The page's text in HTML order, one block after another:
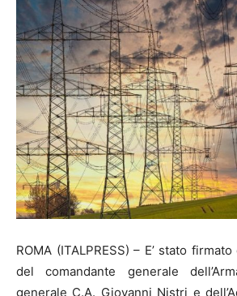
ROMA (ITALPRESS) – E’ stato
del comandante generale
generale C.A. Giovanni Nistri e